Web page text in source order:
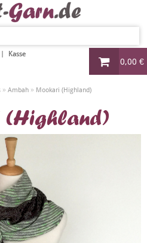
0,00 €
Kasse
» Ambah» Mookari (Highland)